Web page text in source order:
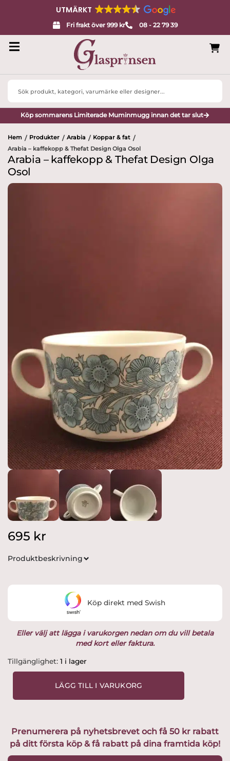
UTMÄRKT
Fri frakt över 999 kr 08 - 22 79 39
Search
Köp sommarens Limiterade Muminmugg innan det tar slut
Hem / Produkter / Arabia / Koppar & fat /
Arabia – kaffekopp & Thefat Design Olga Osol
Arabia – kaffekopp & Thefat Design Olga
Osol
695 kr
Produktbeskrivning
Eller välj att lägga i varukorgen nedan om du vill betala
med kort eller faktura.
Tillgänglighet: 1 i lager
Arabia
Thefat
Osol
mängd
LÄGG TILL I VARUKORG
Köp direkt med Swish
Prenumerera på nyhetsbrevet och få 50 kr rabatt
på ditt första köp & få rabatt på dina framtida köp!